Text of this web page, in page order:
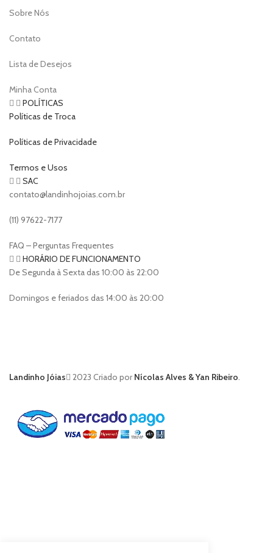
Sobre Nós
Contato
Lista de Desejos
Minha Conta
POLÍTICAS
Políticas de Troca
Políticas de Privacidade
Termos e Usos
SAC
contato@landinhojoias.com.br
(11) 97622-7177
FAQ – Perguntas Frequentes
HORÁRIO DE FUNCIONAMENTO
De Segunda à Sexta das 10:00 às 22:00
Domingos e feriados das 14:00 às 20:00
Landinho Jóias 2023 Criado porNícolas Alves & Yan Ribeiro